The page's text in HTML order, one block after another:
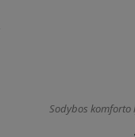
Sodybos komforto